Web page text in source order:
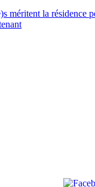
méritent la résidence